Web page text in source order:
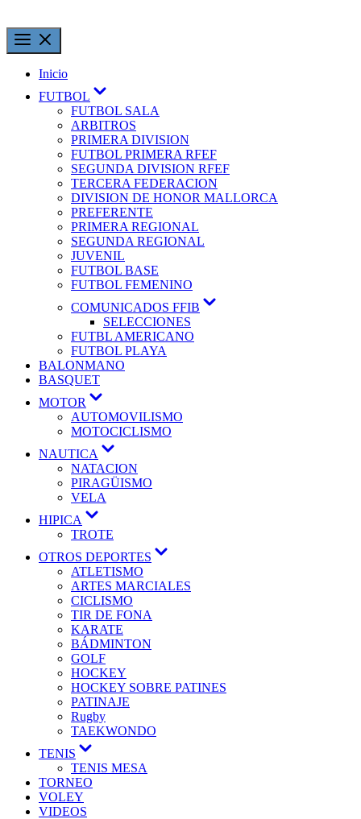
Inicio
FUTBOL
FUTBOL SALA
ARBITROS
PRIMERA DIVISION
FUTBOL PRIMERA RFEF
SEGUNDA DIVISION RFEF
TERCERA FEDERACION
DIVISION DE HONOR MALLORCA
PREFERENTE
PRIMERA REGIONAL
SEGUNDA REGIONAL
JUVENIL
FUTBOL BASE
FUTBOL FEMENINO
COMUNICADOS FFIB
SELECCIONES
FUTBL AMERICANO
FUTBOL PLAYA
BALONMANO
BASQUET
MOTOR
AUTOMOVILISMO
MOTOCICLISMO
NAUTICA
NATACION
PIRAGÜISMO
VELA
HIPICA
TROTE
OTROS DEPORTES
ATLETISMO
ARTES MARCIALES
CICLISMO
TIR DE FONA
KARATE
BÁDMINTON
GOLF
HOCKEY
HOCKEY SOBRE PATINES
PATINAJE
Rugby
TAEKWONDO
TENIS
TENIS MESA
TORNEO
VOLEY
VIDEOS